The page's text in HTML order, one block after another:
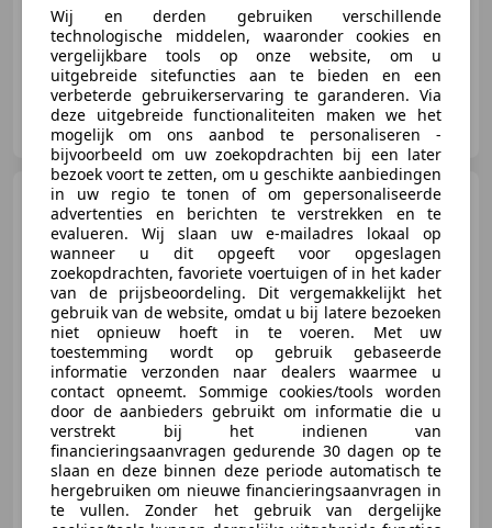
Getinte ramen, 4x4, Airbag passagier
RVL Auto's
NL-5741 SX BEEK EN DONK
Mercedes-Benz SL 230
Automaat 1964 *Europese
Uitvoering*
€ 69.950
06/1964 92.465 km Benzine 110 kW (150 PK)
RVL Auto's
Wij en derden gebruiken verschillende
technologische middelen, waaronder cookies en
vergelijkbare tools op onze website, om u
uitgebreide sitefuncties aan te bieden en een
verbeterde gebruikerservaring te garanderen. Via
deze uitgebreide functionaliteiten maken we het
mogelijk om ons aanbod te personaliseren -
bijvoorbeeld om uw zoekopdrachten bij een later
bezoek voort te zetten, om u geschikte aanbiedingen
in uw regio te tonen of om gepersonaliseerde
advertenties en berichten te verstrekken en te
evalueren. Wij slaan uw e-mailadres lokaal op
wanneer u dit opgeeft voor opgeslagen
zoekopdrachten, favoriete voertuigen of in het kader
van de prijsbeoordeling. Dit vergemakkelijkt het
gebruik van de website, omdat u bij latere bezoeken
niet opnieuw hoeft in te voeren. Met uw
toestemming wordt op gebruik gebaseerde
informatie verzonden naar dealers waarmee u
contact opneemt. Sommige cookies/tools worden
door de aanbieders gebruikt om informatie die u
verstrekt bij het indienen van
financieringsaanvragen gedurende 30 dagen op te
slaan en deze binnen deze periode automatisch te
hergebruiken om nieuwe financieringsaanvragen in
te vullen. Zonder het gebruik van dergelijke